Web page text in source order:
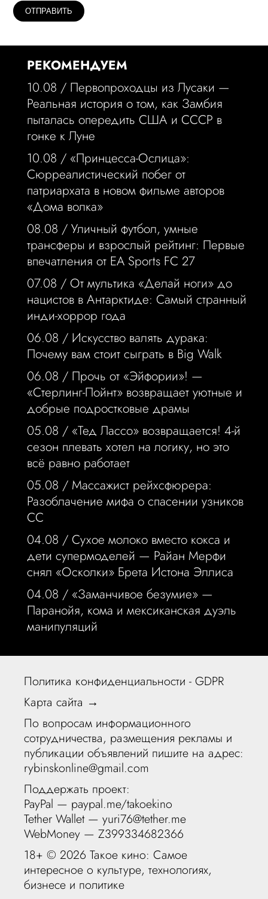
РЕКОМЕНДУЕМ
10.08 / Первопроходцы из Лусаки —
Реальная история о том, как Замбия
пыталась опередить США и СССР в
гонке к Луне
10.08 / «Принцесса-Ослица»:
Сюрреалистический побег от
патриархата в новом фильме авторов
«Дома волка»
08.08 / Уличный футбол, умные
трансферы и взрослый рейтинг: Первые
впечатления от EA Sports FC 27
07.08 / От мультика «Делай ноги» до
нацистов в Антарктиде: Самый странный
инди-хоррор года
06.08 / Искусство валять дурака:
Почему вам стоит сыграть в Big Walk
06.08 / Прочь от «Эйфории»! —
«Стерлинг-Пойнт» возвращает уютные и
добрые подростковые драмы
05.08 / «Тед Лассо» возвращается! 4-й
сезон плевать хотел на логику, но это
всё равно работает
05.08 / Массажист рейхсфюрера:
Разоблачение мифа о спасении узников
СС
04.08 / Сухое молоко вместо кокса и
дети супермоделей — Райан Мерфи
снял «Осколки» Брета Истона Эллиса
04.08 / «Заманчивое безумие» —
Паранойя, кома и мексиканская дуэль
манипуляций
Политика конфиденциальности - GDPR
Карта сайта →
По вопросам информационного
сотрудничества, размещения рекламы и
публикации объявлений пишите на адрес:
rybinskonline@gmail.com
Поддержать проект:
PayPal — paypal.me/takoekino
Tether Wallet — yuri76@tether.me
WebMoney — Z399334682366
18+ ©2026 Такое кино: Самое
интересное о культуре, технологиях,
бизнесе и политике